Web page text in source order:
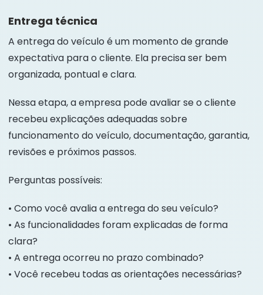
Entrega técnica
A entrega do veículo é um momento de grande
expectativa para o cliente. Ela precisa ser bem
organizada, pontual e clara.
Nessa etapa, a empresa pode avaliar se o cliente
recebeu explicações adequadas sobre
funcionamento do veículo, documentação, garantia,
revisões e próximos passos.
Perguntas possíveis:
• Como você avalia a entrega do seu veículo?
• As funcionalidades foram explicadas de forma
clara?
• A entrega ocorreu no prazo combinado?
• Você recebeu todas as orientações necessárias?